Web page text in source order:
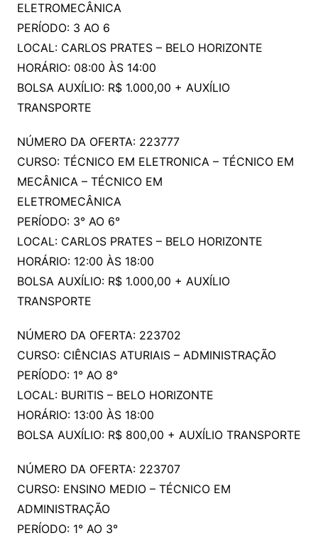
ELETROMECÂNICA
PERÍODO: 3 AO 6
LOCAL: CARLOS PRATES – BELO HORIZONTE
HORÁRIO: 08:00 ÀS 14:00
BOLSA AUXÍLIO: R$ 1.000,00 + AUXÍLIO
TRANSPORTE
NÚMERO DA OFERTA: 223777
CURSO: TÉCNICO EM ELETRONICA – TÉCNICO EM
MECÂNICA – TÉCNICO EM
ELETROMECÂNICA
PERÍODO: 3° AO 6°
LOCAL: CARLOS PRATES – BELO HORIZONTE
HORÁRIO: 12:00 ÀS 18:00
BOLSA AUXÍLIO: R$ 1.000,00 + AUXÍLIO
TRANSPORTE
NÚMERO DA OFERTA: 223702
CURSO: CIÊNCIAS ATURIAIS – ADMINISTRAÇÃO
PERÍODO: 1° AO 8°
LOCAL: BURITIS – BELO HORIZONTE
HORÁRIO: 13:00 ÀS 18:00
BOLSA AUXÍLIO: R$ 800,00 + AUXÍLIO TRANSPORTE
NÚMERO DA OFERTA: 223707
CURSO: ENSINO MEDIO – TÉCNICO EM
ADMINISTRAÇÃO
PERÍODO: 1° AO 3°